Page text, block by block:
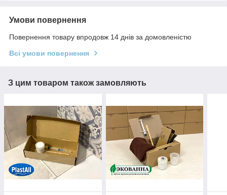
Умови повернення
Повернення товару впродовж 14 днів за домовленістю
Всі умови повернення
З цим товаром також замовляють